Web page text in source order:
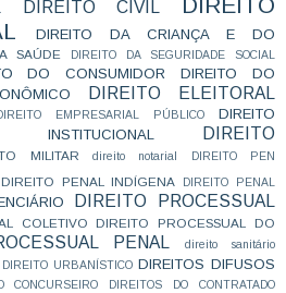
DIREITO CIVIL
DIREITO
DIREITO DA CRIANÇA E DO
SAÚDE
DIREITO DA SEGURIDADE SOCIAL
DO CONSUMIDOR
DIREITO DO
DIREITO ELEITORAL
EMPRESARIAL PÚBLICO
DIREITO
INSTITUCIONAL
DIREITO
MILITAR direito notarial DIREITO PEN
DIREITO PENAL INDÍGENA
DIREITO PENAL
DIREITO PROCESSUAL
COLETIVO
DIREITO PROCESSUAL DO
PENAL direito sanitário
DIREITO URBANÍSTICO DIREITOS DIFUSOS
CONCURSEIRO DIREITOS DO CONTRATADO